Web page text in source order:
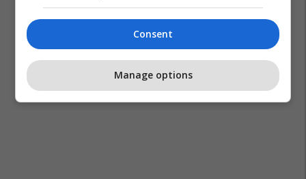
Consent
Manage options